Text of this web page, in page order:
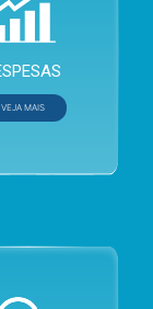
VEJA MAIS
Estadual
Publicidade
Pagar